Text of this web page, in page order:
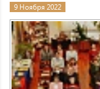
9 Ноября 2022